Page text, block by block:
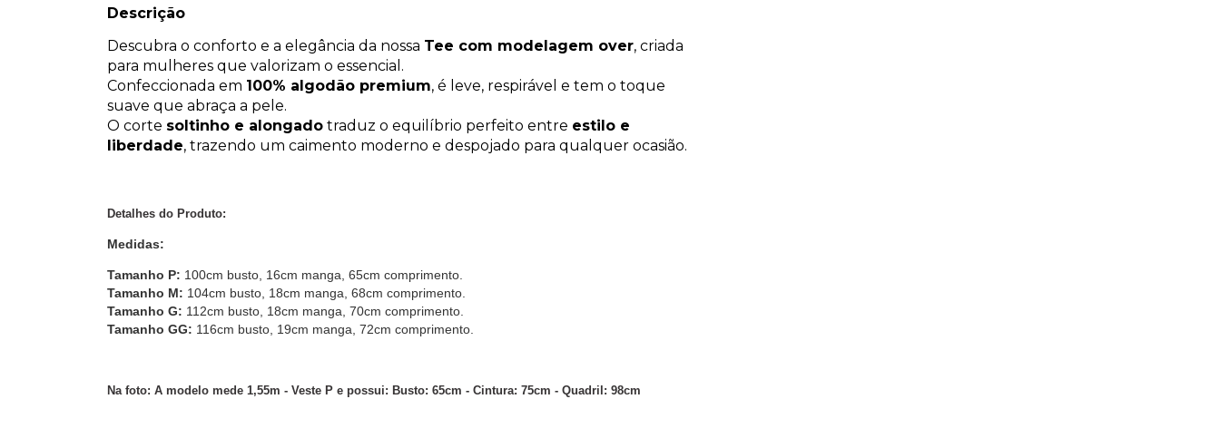
Descrição
Descubra o conforto e a elegância da nossa Tee com modelagem over, criada
para mulheres que valorizam o essencial.
Confeccionada em 100% algodão premium, é leve, respirável e tem o toque
suave que abraça a pele.
O corte soltinho e alongado traduz o equilíbrio perfeito entre estilo e
liberdade, trazendo um caimento moderno e despojado para qualquer ocasião.
Detalhes do Produto:
Medidas:
Tamanho P: 100cm busto, 16cm manga, 65cm comprimento.
Tamanho M: 104cm busto, 18cm manga, 68cm comprimento.
Tamanho G: 112cm busto, 18cm manga, 70cm comprimento.
Tamanho GG: 116cm busto, 19cm manga, 72cm comprimento.
Na foto: A modelo mede 1,55m - Veste P e possui: Busto: 65cm - Cintura: 75cm - Quadril: 98cm